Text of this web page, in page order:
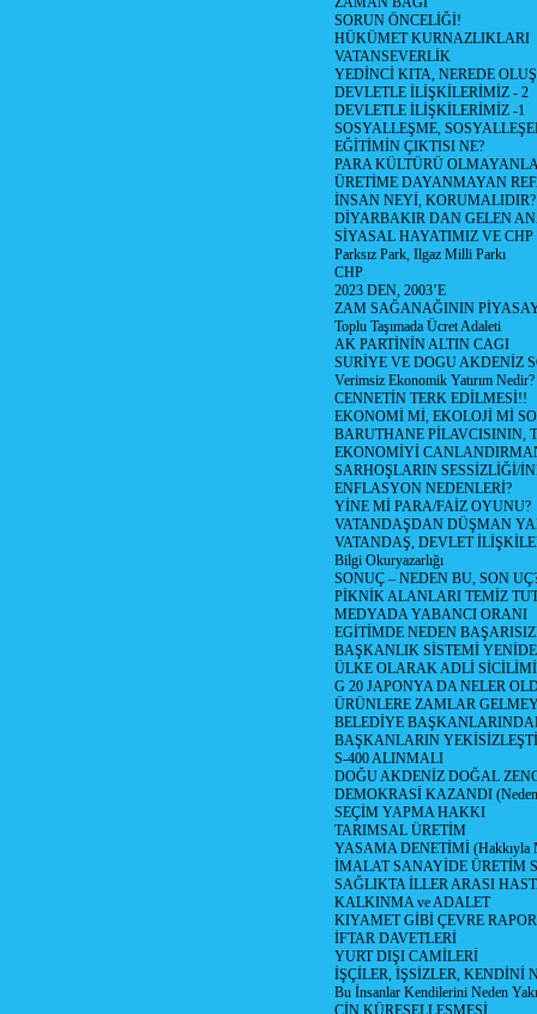
SORUN ÖNCELİĞİ!
HÜKÜMET KURNAZLIKLARI
VATANSEVERLİK
YEDİNCİ KITA, NEREDE
DEVLETLE İLİŞKİLERİMİZ - 2
DEVLETLE İLİŞKİLERİMİZ -1
SOSYALLEŞME,
EĞİTİMİN ÇIKTISI NE?
PARA KÜLTÜRÜ
ÜRETİME DAYANMAYAN
İNSAN NEYİ, KORUMALIDIR?
DİYARBAKIR DAN GELEN
SİYASAL HAYATIMIZ VE CHP
Parksız Park, Ilgaz Milli Parkı
CHP
2023 DEN, 2003’E
ZAM SAĞANAĞININ
Toplu Taşımada Ücret Adaleti
AK PARTİNİN ALTIN CAGI
SURİYE VE DOGU AKDENİZ
Verimsiz Ekonomik Yatırım Nedir?
CENNETİN TERK EDİLMESİ!!
EKONOMİ Mİ, EKOLOJİ Mİ
BARUTHANE PİLAVCISININ,
EKONOMİYİ
SARHOŞLARIN SESSİZLİĞİ/
ENFLASYON NEDENLERİ?
YİNE Mİ PARA/FAİZ OYUNU?
VATANDAŞDAN DÜŞMAN
VATANDAŞ, DEVLET
Bilgi Okuryazarlığı
SONUÇ – NEDEN BU, SON
PİKNİK ALANLARI TEMİZ
MEDYADA YABANCI ORANI
EGİTİMDE NEDEN
BAŞKANLIK SİSTEMİ
ÜLKE OLARAK ADLİ
G 20 JAPONYA DA NELER
ÜRÜNLERE ZAMLAR
BELEDİYE
BAŞKANLARIN
S-400 ALINMALI
DOĞU AKDENİZ DOĞAL
DEMOKRASİ KAZANDI (Neden
SEÇİM YAPMA HAKKI
TARIMSAL ÜRETİM
YASAMA DENETİMİ (Hakkıyla
İMALAT SANAYİDE ÜRETİM
SAĞLIKTA İLLER ARASI
KALKINMA ve ADALET
KIYAMET GİBİ ÇEVRE
İFTAR DAVETLERİ
YURT DIŞI CAMİLERİ
İŞÇİLER, İŞSİZLER, KENDİNİ
Bu İnsanlar Kendilerini Neden
ÇİN KÜRESELLEŞMESİ